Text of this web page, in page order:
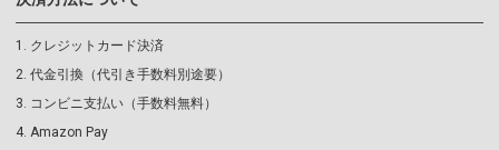
クレジットカード決済
代金引換（代引き手数料別途要）
コンビニ支払い（手数料無料）
Amazon Pay